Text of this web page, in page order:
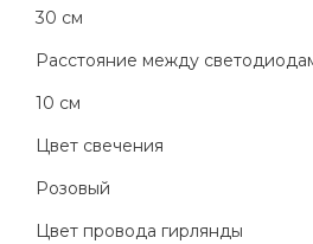
30 см
Расстояние между
10 см
Цвет свечения
Розовый
Цвет провода гирлянды